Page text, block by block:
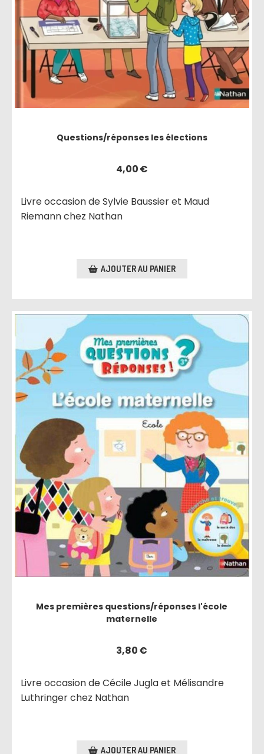
Questions/réponses les élections
4,00€
Livre occasion de Sylvie Baussier et Maud
Riemann chez Nathan
AJOUTER AU PANIER
Mes premières questions/réponses l'école
maternelle
3,80€
Livre occasion de Cécile Jugla et Mélisandre
Luthringer chez Nathan
AJOUTER AU PANIER